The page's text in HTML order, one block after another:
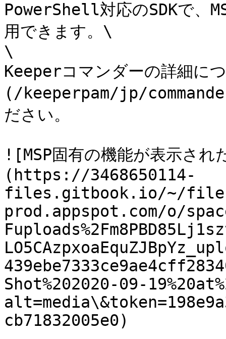
PowerShell対応のSDKで、
用できます。\
\
Keeperコマンダーの詳細に
(/keeperpam/jp/
ださい。
![MSP固有の機能が表示さ
(https://3468650114-
files.gitbook.io/~/
prod.appspot.com/o/
Shot%202020-09-
cb71832005e0)